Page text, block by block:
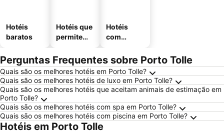
Hotéis
baratos
Hotéis que
permitem
Hotéis
com
mento
Perguntas Frequentes sobre Porto Tolle
Quais são os melhores hotéis em Porto Tolle?
Quais são os melhores hotéis de luxo em Porto Tolle?
Quais são os melhores hotéis que aceitam animais de estimação em
Porto Tolle?
Quais são os melhores hotéis com spa em Porto Tolle?
Quais são os melhores hotéis com piscina em Porto Tolle?
Hotéis em Porto Tolle